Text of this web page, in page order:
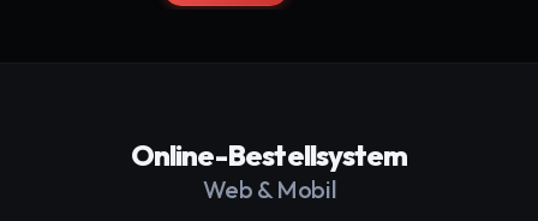
Online-Bestellsystem
Web & Mobil